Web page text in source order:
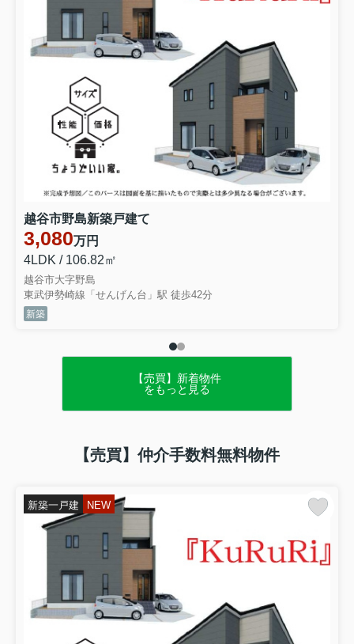
の人格と尊厳を傷付け、就業環境を悪化させるだけでな
く、他のお客様へのサービス提供にも深刻な影響を及ぼ
すおそれがあり、重大な問題であると認識しています。
当社においては、カスタマーハラスメントを「お客様か
らの社会通念上許容される範囲を超えた言動により、従
業員の就業環境を害するもの」と定義し、具体的には以
下のような言動がカスタマーハラスメントに該当すると
考えます。
【カスタマーハラスメントに該当する言動】
・ そもそも要求に理由がない又は契約内容やサービス等
と全く関係のない要求
・ 契約等により想定しているサービスを著しく超える要
・ 対応が著しく困難な又は対応が不可能な要求
・ 不当な損害賠償要求
・ 身体的な攻撃（暴行、傷害等）
・ 精神的な攻撃（脅迫、中傷、名誉毀損、侮辱、暴言、
土下座の強要等）
・ 威圧的な言動（大声、怒号）
・ 継続的、執拗な言動（同じ内容のクレーム、要求を執
・ 拘束的な言動（不退去、居座り、監禁、一定時間を超
※例示であり、これらに限られるものではありません。
お客様からの行為をカスタマーハラスメントと判断した
ス提供を中止させていただくことがあります。
さらに、カスタマーハラスメントの被害を受けた従業員
へのケアを行うとともに、従業員がカスタマーハラスメ
ントに適切に対応できるよう、組織全体でカスタマーハ
ラスメントの防止に取り組みます。なお、この取り組み
は「埼玉県カスタマーハラスメント防止条例」に準ずる
越谷市野島新築戸建て
3,080万円
4LDK / 106.82㎡
越谷市大字野島
東武伊勢崎線「せんげん台」駅 徒歩42分
新築
【売買】新着物件
をもっと見る
【売買】仲介手数料無料物件
新築一戸建 NEW